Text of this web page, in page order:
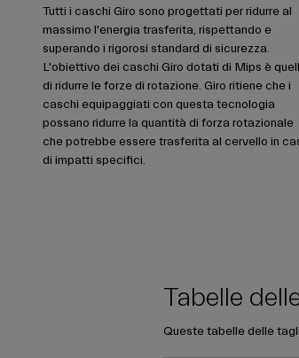
Tutti i caschi Giro sono progettati per ridurre al
massimo l'energia trasferita, rispettando e
superando i rigorosi standard di sicurezza.
L'obiettivo dei caschi Giro dotati di Mips è
di ridurre le forze di rotazione. Giro ritiene che i
caschi equipaggiati con questa tecnologia
possano ridurre la quantità di forza rotazionale
che potrebbe essere trasferita al cervello in
di impatti specifici.
Tabelle
Queste tabelle delle